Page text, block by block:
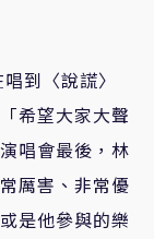
到〈說謊〉
希望大家大聲
唱會最後，林
厲害、非常優
是他參與的樂